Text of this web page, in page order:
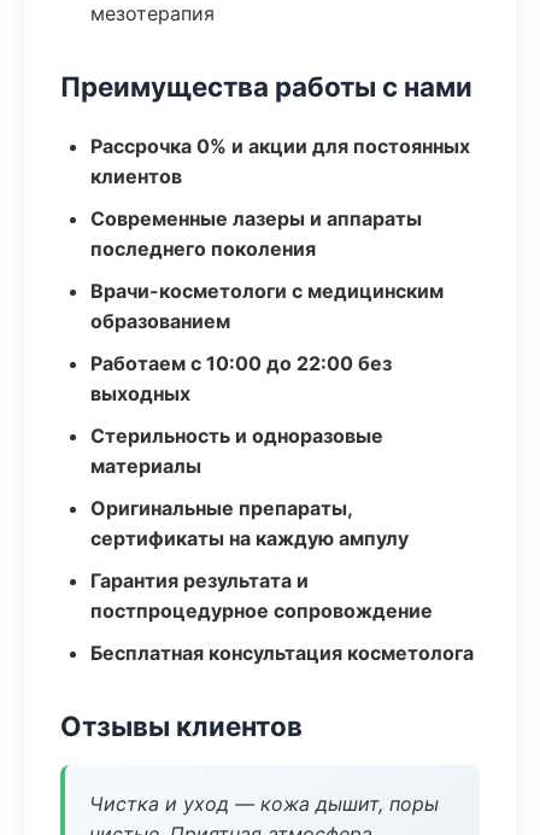
мезотерапия
Преимущества работы с нами
Рассрочка 0% и акции для постоянных
клиентов
Современные лазеры и аппараты
последнего поколения
Врачи-косметологи с медицинским
образованием
Работаем с 10:00 до 22:00 без
выходных
Стерильность и одноразовые
материалы
Оригинальные препараты,
сертификаты на каждую ампулу
Гарантия результата и
постпроцедурное сопровождение
Бесплатная консультация косметолога
Отзывы клиентов
Чистка и уход — кожа дышит, поры